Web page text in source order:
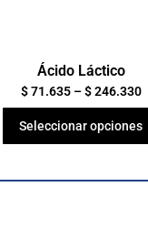
Ácido Láctico
$71.635–$246.330
Seleccionar opciones